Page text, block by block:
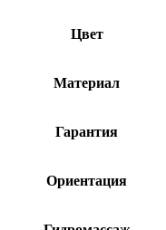
Цвет
Материал
Гарантия
Ориентация